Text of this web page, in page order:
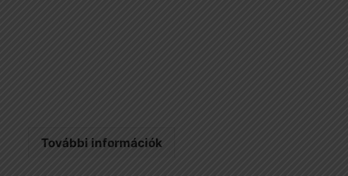
További információk